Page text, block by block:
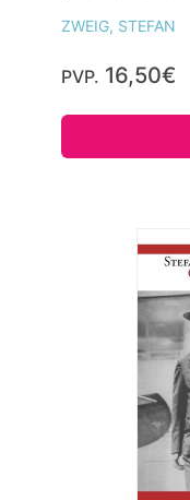
ZWEIG, STEFAN
PVP. 16,50€